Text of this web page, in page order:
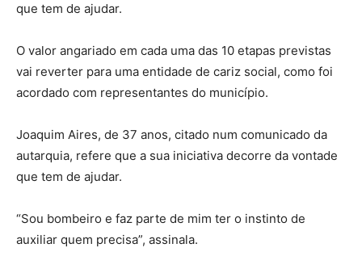
que tem de ajudar.
O valor angariado em cada uma das 10 etapas previstas
vai reverter para uma entidade de cariz social, como foi
acordado com representantes do município.
Joaquim Aires, de 37 anos, citado num comunicado da
autarquia, refere que a sua iniciativa decorre da vontade
que tem de ajudar.
“Sou bombeiro e faz parte de mim ter o instinto de
auxiliar quem precisa”, assinala.